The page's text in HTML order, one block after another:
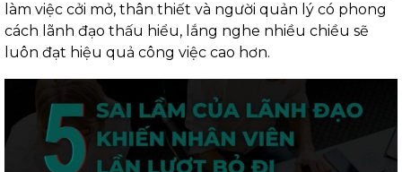
làm việc cởi mở, thân thiết và người quản lý có phong
cách lãnh đạo thấu hiểu, lắng nghe nhiều chiều sẽ
luôn đạt hiệu quả công việc cao hơn.